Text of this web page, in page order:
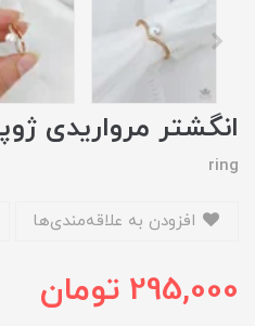
انگشتر مرواریدی
ring
295,000 تومان